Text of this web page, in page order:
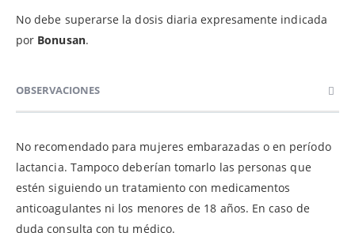
No debe superarse la dosis diaria expresamente indicada
por Bonusan.
OBSERVACIONES
No recomendado para mujeres embarazadas o en período
lactancia. Tampoco deberían tomarlo las personas que
estén siguiendo un tratamiento con medicamentos
anticoagulantes ni los menores de 18 años. En caso de
duda consulta con tu médico.